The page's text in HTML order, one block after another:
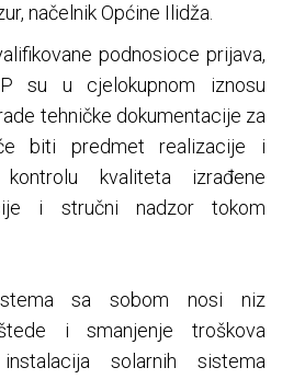
načelnik Općine Ilidža.
podnosioce prijava,
su u cjelokupnom iznosu
tehničke dokumentacije za
biti predmet realizacije i
kvaliteta izrađene
i stručni nadzor tokom
sa sobom nosi niz
i smanjenje troškova
solarnih sistema